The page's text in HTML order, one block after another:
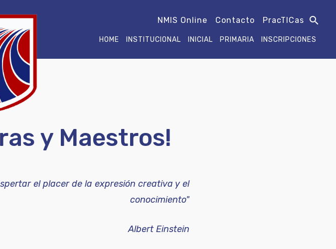
HOME INSTITUCIONAL INICIAL PRIMARIA INSCRIPCIONES
NMIS Online Contacto PracTICas search
y Maestros!
el placer de la expresión creativa y el
conocimiento"
Albert Einstein